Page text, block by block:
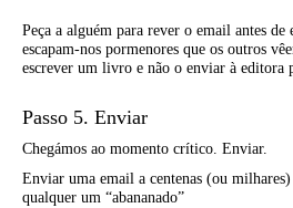
Peça a alguém para rever o email antes de
escapam-nos pormenores que os outros
escrever um livro e não o enviar à editora
Passo 5. Enviar
Chegámos ao momento crítico. Enviar.
Enviar uma email a centenas (ou milhares)
qualquer um “abananado”